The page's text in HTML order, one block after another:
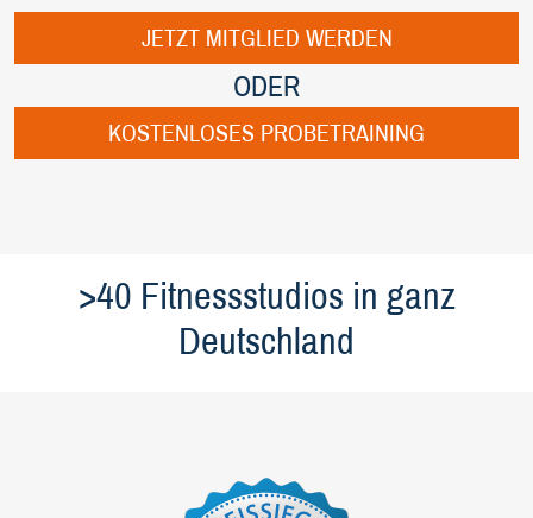
JETZT MITGLIED WERDEN
ODER
KOSTENLOSES PROBETRAINING
>40 Fitnessstudios in ganz
Deutschland